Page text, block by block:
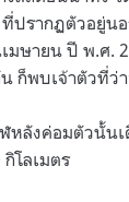
ปรากฏตัวอยู่น
มษายน ปี พ.ศ.
ก็พบเจ้าตัวที่ว่
หลังค่อมตัวนั้นเ
โลเมตร